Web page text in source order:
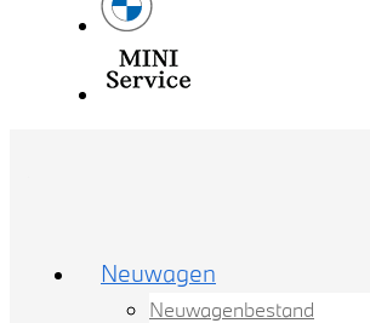
Neuwagen
Neuwagenbestand